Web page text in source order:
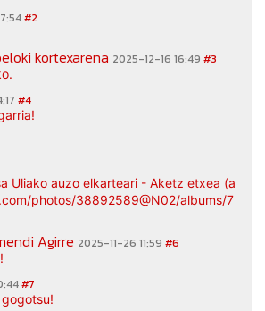
#2
kortexarena 2025-12-16 16:49 #3
#4
Uliako auzo elkarteari - Aketz etxea
photos/38892589@N02/albums/
Agirre 2025-11-26 11:59 #6
#7